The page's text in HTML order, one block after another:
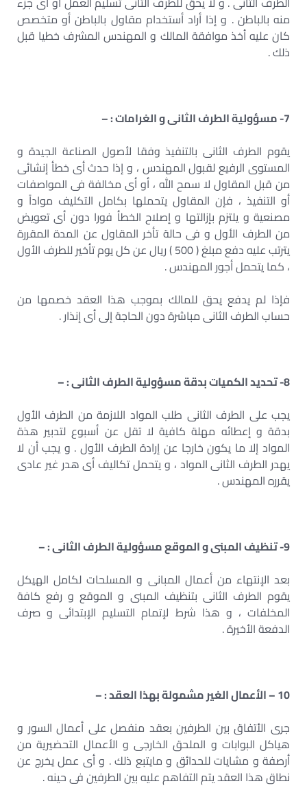
منه بالباطن . و إذا أراد أستخدام مقاول بالباطن أو متخصص
كان عليه أخذ موافقة المالك و المهندس المشرف خطيا قبل
ذلك .
7- مسؤولية الطرف الثانى و الغرامات : –
يقوم الطرف الثانى بالتنفيذ وفقا لأصول الصناعة الجيدة و
المستوى الرفيع لقبول المهندس ، و إذا حدث أى خطأ إنشائى
من قبل المقاول لا سمح الله ، أو أى مخالفة فى المواصفات
أو التنفيذ ، فإن المقاول يتحملها بكامل التكليف مواداً و
مصنعية و يلتزم بإزالتها و إصلاح الخطأ فورا دون أى تعويض
من الطرف الأول و فى حالة تأخر المقاول عن المدة المقررة
يترتب عليه دفع مبلغ ( 500 ) ريال عن كل يوم تأخير للطرف الأول
، كما يتحمل أجور المهندس .
فإذا لم يدفع يحق للمالك بموجب هذا العقد خصمها من
حساب الطرف الثانى مباشرة دون الحاجة إلى أى إنذار .
8- تحديد الكميات بدقة مسؤولية الطرف الثانى : –
يجب على الطرف الثانى طلب المواد اللازمة من الطرف الأول
بدقة و إعطائه مهلة كافية لا تقل عن أسبوع لتدبير هذة
المواد إلا ما يكون خارجا عن إرادة الطرف الأول . و يجب أن لا
يهدر الطرف الثانى المواد ، و يتحمل تكاليف أى هدر غير عادى
يقرره المهندس .
9- تنظيف المبنى و الموقع مسؤولية الطرف الثانى : –
بعد الإنتهاء من أعمال المبانى و المسلحات لكامل الهيكل
يقوم الطرف الثانى بتنظيف المبنى و الموقع و رفع كافة
المخلفات ، و هذا شرط لإتمام التسليم الإبتدائى و صرف
الدفعة الأخيرة .
10 – الأعمال الغير مشمولة بهذا العقد : –
جرى الأتفاق بين الطرفين بعقد منفصل على أعمال السور و
هياكل البوابات و الملحق الخارجى و الأعمال التحضيرية من
أرصفة و مشايات للحدائق و مايتبع ذلك . و أى عمل يخرج عن
نطاق هذا العقد يتم التفاهم عليه بين الطرفين فى حينه .